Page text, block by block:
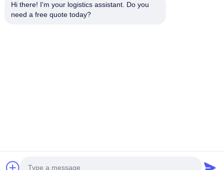
© 2026 SHANGHAI TOP WAY INTERNATIONAL TRANSPORT CO.,LTD. All
Hi there! I'm your logistics assistant. Do you
need a free quote today?